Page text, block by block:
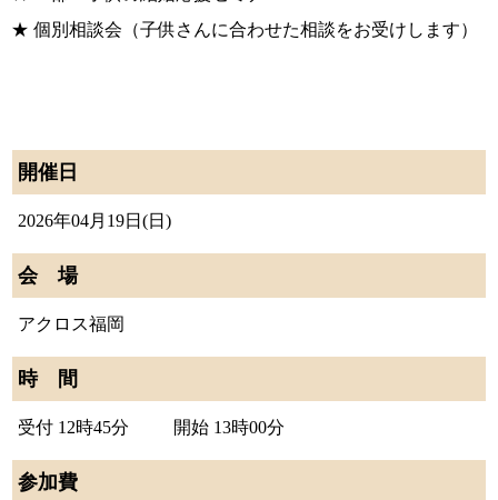
プラチナ倶楽部
ウィッシュブログ
★ 個別相談会（子供さんに合わせた相談をお受けします）
開催日
2026年04月19日(日)
会 場
アクロス福岡
時 間
受付 12時45分 開始 13時00分
参加費